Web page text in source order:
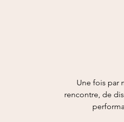
Une fois par
rencontre, de